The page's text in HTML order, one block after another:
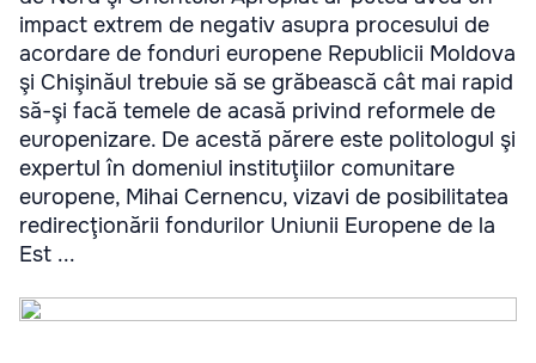
impact extrem de negativ asupra procesului de
acordare de fonduri europene Republicii Moldova
şi Chişinăul trebuie să se grăbească cât mai rapid
să-şi facă temele de acasă privind reformele de
europenizare. De acestă părere este politologul şi
expertul în domeniul instituţiilor comunitare
europene, Mihai Cernencu, vizavi de posibilitatea
redirecţionării fondurilor Uniunii Europene de la
Est ...